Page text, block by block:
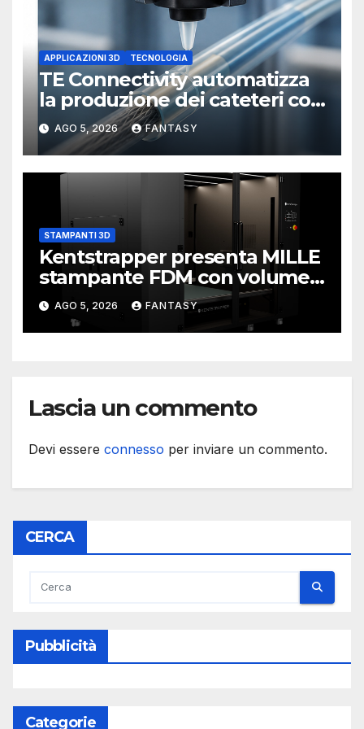
APPLICAZIONI 3D TECNOLOGIA
TE Connectivity automatizza
la produzione dei cateteri con
la stampa 3D
AGO 5, 2026 FANTASY
STAMPANTI 3D
Kentstrapper presenta MILLE
stampante FDM con volume
di stampa da un metro cubo
AGO 5, 2026 FANTASY
Lascia un commento
Devi essere connesso per inviare un commento.
CERCA
Pubblicità
Categorie